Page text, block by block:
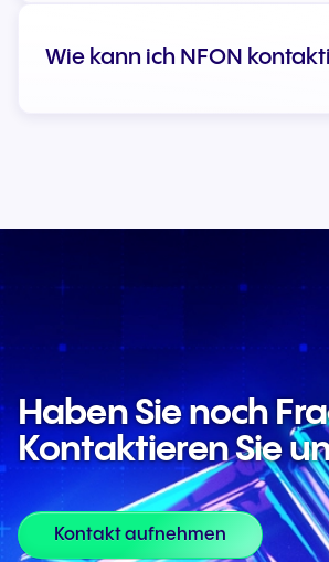
Wie kann ich NFON
Zum Impressum
Haben Sie noch
Kontaktieren Sie
Kontakt aufnehmen